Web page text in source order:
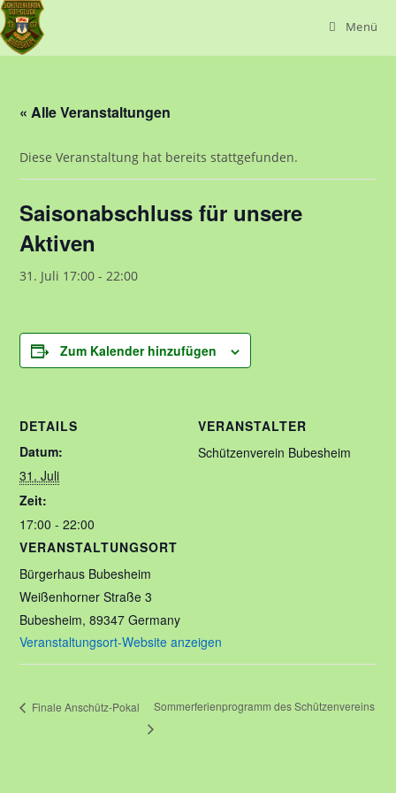
Zum
Inhalt
springen
Menü
« Alle Veranstaltungen
Diese Veranstaltung hat bereits stattgefunden.
Saisonabschluss für unsere
Aktiven
31. Juli 17:00 -22:00
Zum Kalender hinzufügen
DETAILS
Datum:
31. Juli
Zeit:
17:00 - 22:00
VERANSTALTUNGSORT
Bürgerhaus Bubesheim
Weißenhorner Straße 3
Bubesheim, 89347 Germany
Veranstaltungsort-Website anzeigen
VERANSTALTER
Schützenverein Bubesheim
Finale Anschütz-Pokal Sommerferienprogramm des Schützenvereins